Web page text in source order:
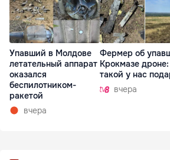
Упавший в Молдове
летательный аппарат
оказался
беспилотником-
ракетой
вчера
Фермер об
Крокмазе
такой у нас
вчера